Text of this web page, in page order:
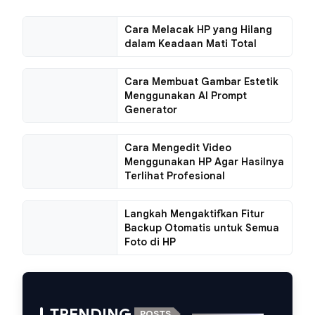
Cara Melacak HP yang Hilang
dalam Keadaan Mati Total
Cara Membuat Gambar Estetik
Menggunakan AI Prompt
Generator
Cara Mengedit Video
Menggunakan HP Agar Hasilnya
Terlihat Profesional
Langkah Mengaktifkan Fitur
Backup Otomatis untuk Semua
Foto di HP